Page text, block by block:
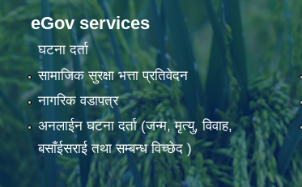
eGov services
घटना दर्ता
सामाजिक सुरक्षा भत्ता प्रतिवेदन
नागरिक वडापत्र
अनलाईन घटना दर्ता (जन्म, मृत्यु, विवाह,
बसाँईसराई तथा सम्बन्ध विच्छेद )